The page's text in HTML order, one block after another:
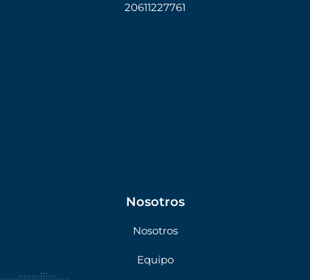
20611227761
Nosotros
Nosotros
Equipo